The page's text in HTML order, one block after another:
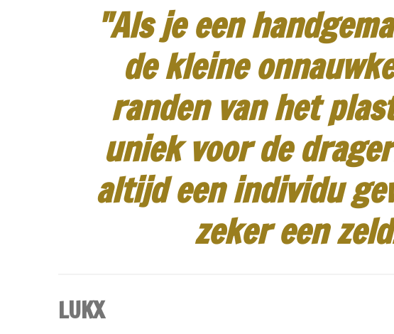
"Als je een
de kleine
randen van het
uniek voor de
altijd een individu
zeker een
LUKX